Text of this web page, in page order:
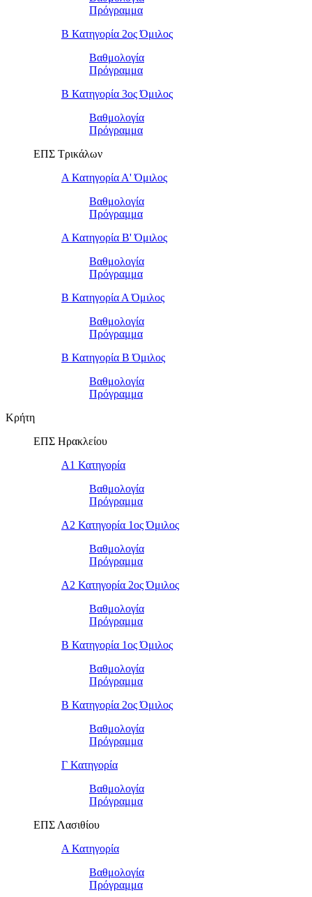
Πρόγραμμα
Β Κατηγορία 2ος Όμιλος
Βαθμολογία
Πρόγραμμα
Β Κατηγορία 3ος Όμιλος
Βαθμολογία
Πρόγραμμα
ΕΠΣ Τρικάλων
Α Κατηγορία Α' Όμιλος
Βαθμολογία
Πρόγραμμα
Α Κατηγορία Β' Όμιλος
Βαθμολογία
Πρόγραμμα
Β Κατηγορία Α Όμιλος
Βαθμολογία
Πρόγραμμα
Β Κατηγορία Β Όμιλος
Βαθμολογία
Πρόγραμμα
Κρήτη
ΕΠΣ Ηρακλείου
Α1 Κατηγορία
Βαθμολογία
Πρόγραμμα
Α2 Κατηγορία 1ος Όμιλος
Βαθμολογία
Πρόγραμμα
Α2 Κατηγορία 2ος Όμιλος
Βαθμολογία
Πρόγραμμα
Β Κατηγορία 1ος Όμιλος
Βαθμολογία
Πρόγραμμα
Β Κατηγορία 2ος Όμιλος
Βαθμολογία
Πρόγραμμα
Γ Κατηγορία
Βαθμολογία
Πρόγραμμα
ΕΠΣ Λασιθίου
Α Κατηγορία
Βαθμολογία
Πρόγραμμα